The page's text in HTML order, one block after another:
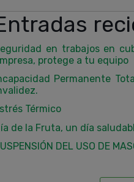
en trabajos en
protege a tu equipo
Permanente
Térmico
de la Fruta, un día
DEL USO DE